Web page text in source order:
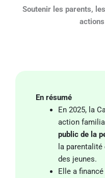
Soutenir les parents,
En résumé
En 2025, la
action
public de la
la parentalité
des jeunes.
Elle a